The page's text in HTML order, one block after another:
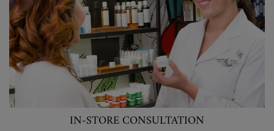
IN-STORE CONSULTATION